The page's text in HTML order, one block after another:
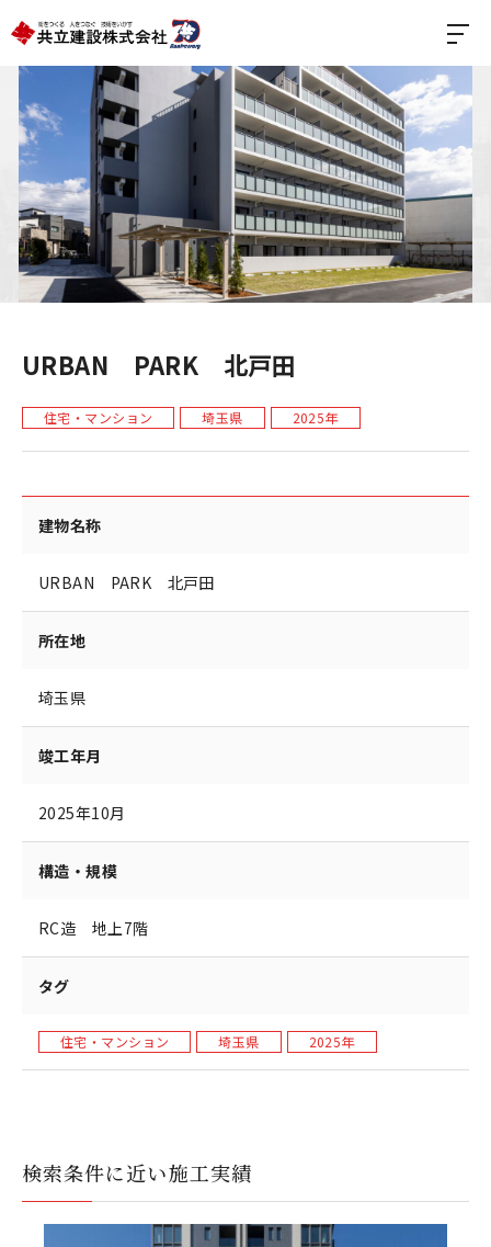
URBAN PARK 北戸田
住宅・マンション 埼玉県 2025年
建物名称
URBAN PARK 北戸田
所在地
埼玉県
竣工年月
2025年10月
構造・規模
RC造 地上7階
タグ
住宅・マンション 埼玉県 2025年
検索条件に近い施工実績